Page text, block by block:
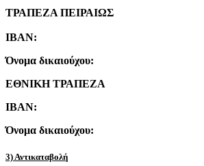
ΤΡΑΠΕΖΑ ΠΕΙΡΑΙΩΣ
IBAN:
Όνομα δικαιούχου:
ΕΘΝΙΚΗ ΤΡΑΠΕΖΑ
IBAN:
Όνομα δικαιούχου:
3) Αντικαταβολή